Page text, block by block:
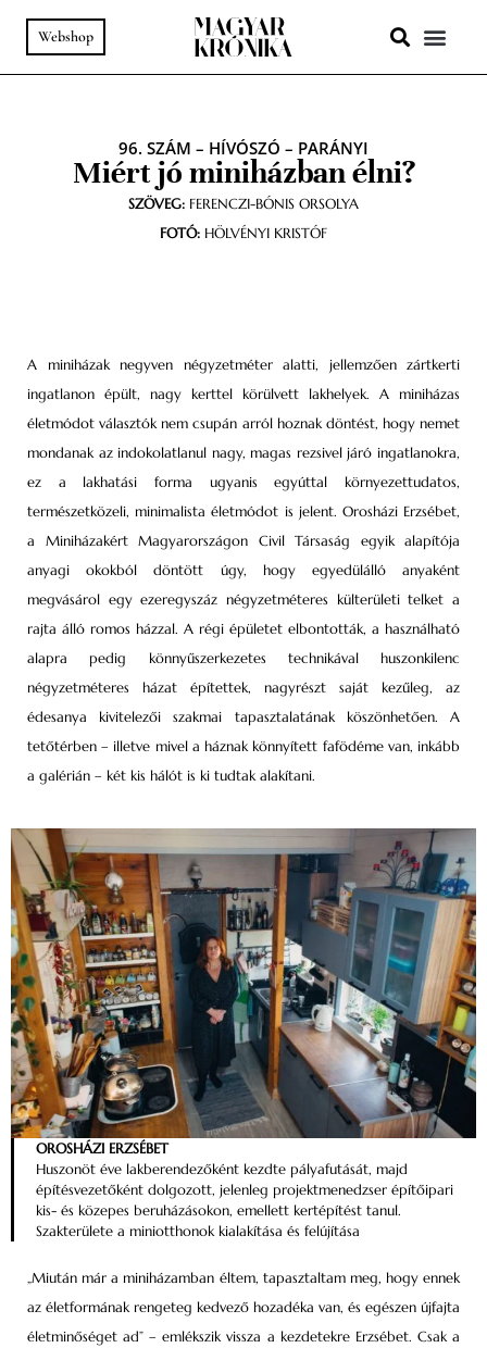
Webshop
96. SZÁM – HÍVÓSZÓ – PARÁNYI
Miért jó miniházban élni?
SZÖVEG: FERENCZI-BÓNIS ORSOLYA
FOTÓ: HÖLVÉNYI KRISTÓF
A miniházak negyven négyzetméter alatti, jellemzően zártkerti
ingatlanon épült, nagy kerttel körülvett lakhelyek. A miniházas
életmódot választók nem csupán arról hoznak döntést, hogy nemet
mondanak az indokolatlanul nagy, magas rezsivel járó ingatlanokra,
ez a lakhatási forma ugyanis egyúttal környezettudatos,
természetközeli, minimalista életmódot is jelent. Orosházi Erzsébet,
a Miniházakért Magyarországon Civil Társaság egyik alapítója
anyagi okokból döntött úgy, hogy egyedülálló anyaként
megvásárol egy ezeregyszáz négyzetméteres külterületi telket a
rajta álló romos házzal. A régi épületet elbontották, a használható
alapra pedig könnyűszerkezetes technikával huszonkilenc
négyzetméteres házat építettek, nagyrészt saját kezűleg, az
édesanya kivitelezői szakmai tapasztalatának köszönhetően. A
tetőtérben – illetve mivel a háznak könnyített fafödéme van, inkább
a galérián – két kis hálót is ki tudtak alakítani.
OROSHÁZI ERZSÉBET
Huszonöt éve lakberendezőként kezdte pályafutását, majd
építésvezetőként dolgozott, jelenleg projektmenedzser építőipari
kis- és közepes beruházásokon, emellett kertépítést tanul.
Szakterülete a miniotthonok kialakítása és felújítása
„Miután már a miniházamban éltem, tapasztaltam meg, hogy ennek
az életformának rengeteg kedvező hozadéka van, és egészen újfajta
életminőséget ad” – emlékszik vissza a kezdetekre Erzsébet. Csak a